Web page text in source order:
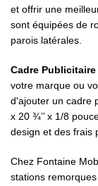
et offrir une
sont équipées de
parois latérales.
Cadre
votre marque ou
d'ajouter un cadre
x 20 ¾’’ x 1/8
design et des frais
Chez Fontaine
stations